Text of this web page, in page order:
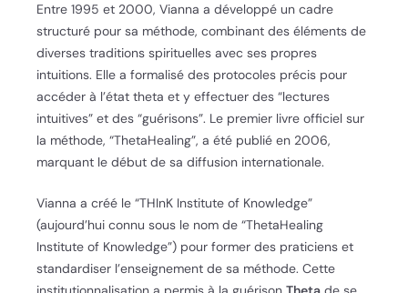
Entre 1995 et 2000, Vianna a développé un cadre
structuré pour sa méthode, combinant des éléments de
diverses traditions spirituelles avec ses propres
intuitions. Elle a formalisé des protocoles précis pour
accéder à l’état theta et y effectuer des “lectures
intuitives” et des “guérisons”. Le premier livre officiel sur
la méthode, “ThetaHealing”, a été publié en 2006,
marquant le début de sa diffusion internationale.
Vianna a créé le “THInK Institute of Knowledge”
(aujourd’hui connu sous le nom de “ThetaHealing
Institute of Knowledge”) pour former des praticiens et
standardiser l’enseignement de sa méthode. Cette